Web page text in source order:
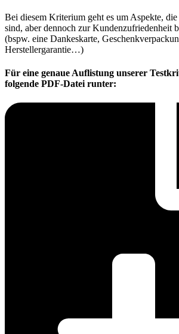
Bei diesem Kriterium geht es um Aspekte,
sind, aber dennoch zur Kundenzufriedenheit
(bspw. eine Dankeskarte,
Herstellergarantie…)
Für eine genaue Auflistung unserer
folgende PDF-Datei runter: